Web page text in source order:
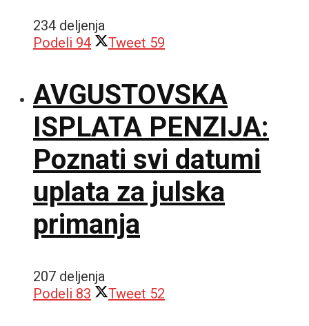
234 deljenja
Podeli 94 Tweet 59
AVGUSTOVSKA
ISPLATA PENZIJA:
Poznati svi datumi
uplata za julska
primanja
207 deljenja
Podeli 83 Tweet 52